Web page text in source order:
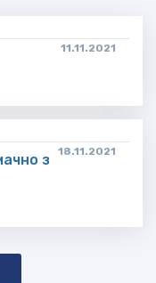
11.11.2021
18.11.2021
з